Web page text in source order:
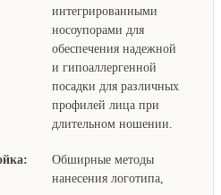
интегрированными
носоупорами для
обеспечения надежной
и гипоаллергенной
посадки для различных
профилей лица при
длительном ношении.
Обширные методы
нанесения логотипа,